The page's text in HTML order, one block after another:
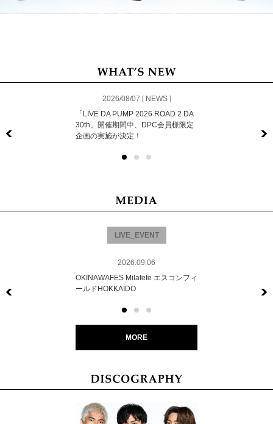
2026/08/07 [ NEWS ]
「LIVE DA PUMP 2026 ROAD 2 DA
30th」開催期間中、DPC会員様限定
企画の実施が決定！
LIVE_EVENT
2026.09.06
OKINAWAFES Milafete エスコンフィ
ールドHOKKAIDO
MORE
DPC